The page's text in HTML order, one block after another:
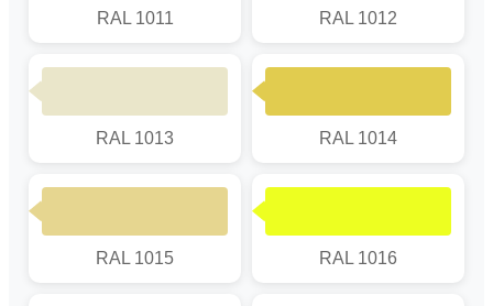
RAL 1011 RAL 1012
RAL 1013 RAL 1014
RAL 1015 RAL 1016